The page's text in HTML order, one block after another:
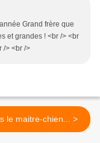
Grand frère que
et grandes ! <br /> <br
/> <br />
Jonas le maitre-chien... >